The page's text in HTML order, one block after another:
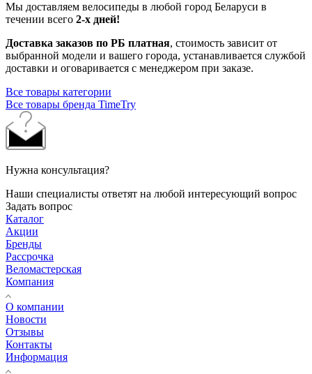
Мы доставляем велосипеды в любой город Беларуси в
течении всего 2-х дней!
Доставка заказов по РБ платная, стоимость зависит от
выбранной модели и вашего города, устанавливается службой
доставки и оговаривается с менеджером при заказе.
Все товары категории
Все товары бренда TimeTry
Нужна консультация?
Наши специалисты ответят на любой интересующий вопрос
Задать вопрос
Каталог
Акции
Бренды
Рассрочка
Веломастерская
Компания
О компании
Новости
Отзывы
Контакты
Информация